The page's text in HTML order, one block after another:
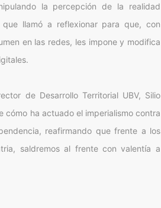
la percepción de la realidad
llamó a reflexionar para que, con
en las redes, les impone y modifica
de Desarrollo Territorial UBV, Silio
cómo ha actuado el imperialismo contra
reafirmando que frente a los
saldremos al frente con valentía a